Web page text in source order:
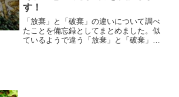
す！
「放棄」と「破棄」の違いについて調べ
たことを備忘録としてまとめました。似
ているようで違う「放棄」と「破棄」の